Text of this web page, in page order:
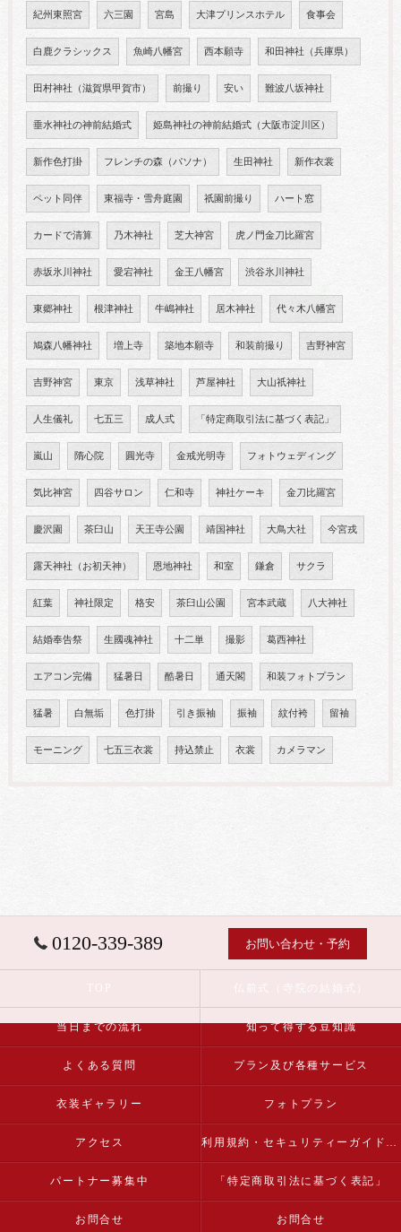
紀州東照宮 六三園 宮島 大津プリンスホテル 食事会
白鹿クラシックス 魚崎八幡宮 西本願寺 和田神社（兵庫県）
田村神社（滋賀県甲賀市） 前撮り 安い 難波八坂神社
垂水神社の神前結婚式 姫島神社の神前結婚式（大阪市淀川区）
新作色打掛 フレンチの森（パソナ） 生田神社 新作衣裳
ペット同伴 東福寺・雪舟庭園 祇園前撮り ハート窓
カードで清算 乃木神社 芝大神宮 虎ノ門金刀比羅宮
赤坂氷川神社 愛宕神社 金王八幡宮 渋谷氷川神社
東郷神社 根津神社 牛嶋神社 居木神社 代々木八幡宮
鳩森八幡神社 増上寺 築地本願寺 和装前撮り 吉野神宮
吉野神宮 東京 浅草神社 芦屋神社 大山祇神社
人生儀礼 七五三 成人式 「特定商取引法に基づく表記」
嵐山 隋心院 圓光寺 金戒光明寺 フォトウェディング
気比神宮 四谷サロン 仁和寺 神社ケーキ 金刀比羅宮
慶沢園 茶臼山 天王寺公園 靖国神社 大鳥大社 今宮戎
露天神社（お初天神） 恩地神社 和室 鎌倉 サクラ
紅葉 神社限定 格安 茶臼山公園 宮本武蔵 八大神社
結婚奉告祭 生國魂神社 十二単 撮影 葛西神社
エアコン完備 猛暑日 酷暑日 通天閣 和装フォトプラン
猛暑 白無垢 色打掛 引き振袖 振袖 紋付袴 留袖
モーニング 七五三衣裳 持込禁止 衣裳 カメラマン
0120-339-389 お問い合わせ・予約
当日までの流れ 知って得する豆知識
よくある質問 プラン及び各種サービス
衣装ギャラリー フォトプラン
アクセス 利用規約・セキュリティーガイドライン
パートナー募集中 「特定商取引法に基づく表記」
お問合せ お問合せ